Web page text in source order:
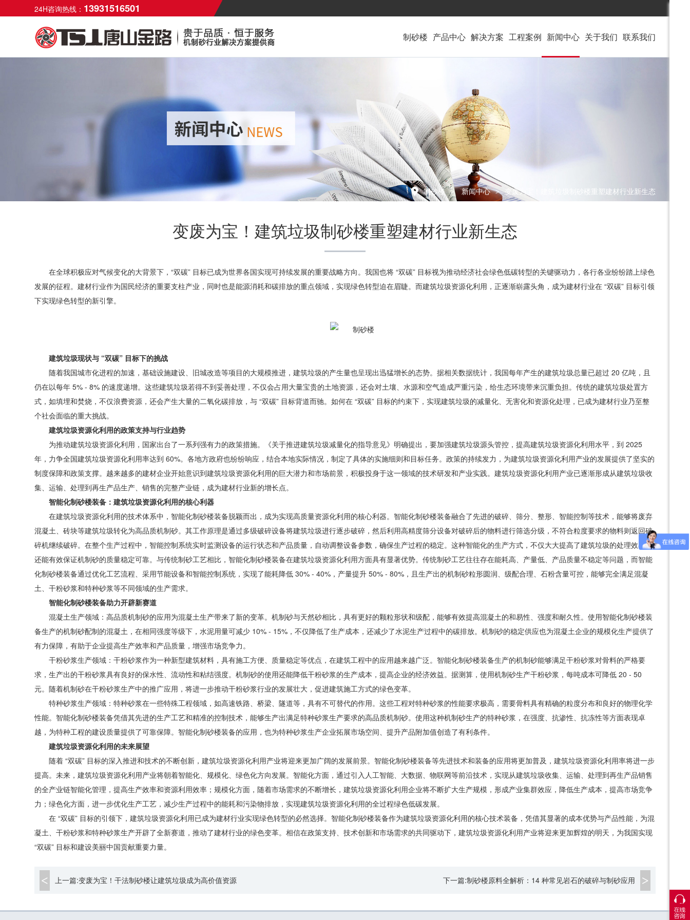
24H咨询热线： 13931516501
制砂楼 产品中心 解决方案 工程案例 新闻中心 关于我们 联系我们
制砂楼 新闻中心 变废为宝！建筑垃圾制砂楼重塑建材行业新生态
变废为宝！建筑垃圾制砂楼重塑建材行业新生态
在全球积极应对气候变化的大背景下，“双碳” 目标已成为世界各国实现可持续发展的重要战略方向。我国也将“双碳” 目标视为推动经济社会绿色低碳转型的关键驱动力，各行各业纷纷踏上绿色
发展的征程。建材行业作为国民经济的重要支柱产业，同时也是能源消耗和碳排放的重点领域，实现绿色转型迫在眉睫。而建筑垃圾资源化利用，正逐渐崭露头角，成为建材行业在“双碳” 目标引领
下实现绿色转型的新引擎。
建筑垃圾现状与 “双碳” 目标下的挑战
随着我国城市化进程的加速，基础设施建设、旧城改造等项目的大规模推进，建筑垃圾的产生量也呈现出迅猛增长的态势。据相关数据统计，我国每年产生的建筑垃圾总量已超过 20亿吨，且
仍在以每年5% - 8% 的速度递增。这些建筑垃圾若得不到妥善处理，不仅会占用大量宝贵的土地资源，还会对土壤、水源和空气造成严重污染，给生态环境带来沉重负担。传统的建筑垃圾处置方
式，如填埋和焚烧，不仅浪费资源，还会产生大量的二氧化碳排放，与“双碳” 目标背道而驰。如何在“双碳” 目标的约束下，实现建筑垃圾的减量化、无害化和资源化处理，已成为建材行业乃至整
个社会面临的重大挑战。
建筑垃圾资源化利用的政策支持与行业趋势
为推动建筑垃圾资源化利用，国家出台了一系列强有力的政策措施。《关于推进建筑垃圾减量化的指导意见》明确提出，要加强建筑垃圾源头管控，提高建筑垃圾资源化利用水平，到 2025
年，力争全国建筑垃圾资源化利用率达到60%。各地方政府也纷纷响应，结合本地实际情况，制定了具体的实施细则和目标任务。政策的持续发力，为建筑垃圾资源化利用产业的发展提供了坚实的
制度保障和政策支撑。越来越多的建材企业开始意识到建筑垃圾资源化利用的巨大潜力和市场前景，积极投身于这一领域的技术研发和产业实践。建筑垃圾资源化利用产业已逐渐形成从建筑垃圾收
集、运输、处理到再生产品生产、销售的完整产业链，成为建材行业新的增长点。
智能化制砂楼装备：建筑垃圾资源化利用的核心利器
在建筑垃圾资源化利用的技术体系中，智能化制砂楼装备脱颖而出，成为实现高质量资源化利用的核心利器。智能化制砂楼装备融合了先进的破碎、筛分、整形、智能控制等技术，能够将废弃
混凝土、砖块等建筑垃圾转化为高品质机制砂。其工作原理是通过多级破碎设备将建筑垃圾进行逐步破碎，然后利用高精度筛分设备对破碎后的物料进行筛选分级，不符合粒度要求的物料则返回破
碎机继续破碎。在整个生产过程中，智能控制系统实时监测设备的运行状态和产品质量，自动调整设备参数，确保生产过程的稳定。这种智能化的生产方式，不仅大大提高了建筑垃圾的处理效率，
还能有效保证机制砂的质量稳定可靠。与传统制砂工艺相比，智能化制砂楼装备在建筑垃圾资源化利用方面具有显著优势。传统制砂工艺往往存在能耗高、产量低、产品质量不稳定等问题，而智能
化制砂楼装备通过优化工艺流程、采用节能设备和智能控制系统，实现了能耗降低 30% - 40% ，产量提升50% - 80% ，且生产出的机制砂粒形圆润、级配合理、石粉含量可控，能够完全满足混凝
土、干粉砂浆和特种砂浆等不同领域的生产需求。
智能化制砂楼装备助力开辟新赛道
混凝土生产领域：高品质机制砂的应用为混凝土生产带来了新的变革。机制砂与天然砂相比，具有更好的颗粒形状和级配，能够有效提高混凝土的和易性、强度和耐久性。使用智能化制砂楼装
备生产的机制砂配制的混凝土，在相同强度等级下，水泥用量可减少 10% - 15% ，不仅降低了生产成本，还减少了水泥生产过程中的碳排放。机制砂的稳定供应也为混凝土企业的规模化生产提供了
有力保障，有助于企业提高生产效率和产品质量，增强市场竞争力。
干粉砂浆生产领域：干粉砂浆作为一种新型建筑材料，具有施工方便、质量稳定等优点，在建筑工程中的应用越来越广泛。智能化制砂楼装备生产的机制砂能够满足干粉砂浆对骨料的严格要
求，生产出的干粉砂浆具有良好的保水性、流动性和粘结强度。机制砂的使用还能降低干粉砂浆的生产成本，提高企业的经济效益。据测算，使用机制砂生产干粉砂浆，每吨成本可降低 20 - 50
元。随着机制砂在干粉砂浆生产中的推广应用，将进一步推动干粉砂浆行业的发展壮大，促进建筑施工方式的绿色变革。
特种砂浆生产领域：特种砂浆在一些特殊工程领域，如高速铁路、桥梁、隧道等，具有不可替代的作用。这些工程对特种砂浆的性能要求极高，需要骨料具有精确的粒度分布和良好的物理化学
性能。智能化制砂楼装备凭借其先进的生产工艺和精准的控制技术，能够生产出满足特种砂浆生产要求的高品质机制砂。使用这种机制砂生产的特种砂浆，在强度、抗渗性、抗冻性等方面表现卓
越，为特种工程的建设质量提供了可靠保障。智能化制砂楼装备的应用，也为特种砂浆生产企业拓展市场空间、提升产品附加值创造了有利条件。
建筑垃圾资源化利用的未来展望
随着 “双碳” 目标的深入推进和技术的不断创新，建筑垃圾资源化利用产业将迎来更加广阔的发展前景。智能化制砂楼装备等先进技术和装备的应用将更加普及，建筑垃圾资源化利用率将进一步
提高。未来，建筑垃圾资源化利用产业将朝着智能化、规模化、绿色化方向发展。智能化方面，通过引入人工智能、大数据、物联网等前沿技术，实现从建筑垃圾收集、运输、处理到再生产品销售
的全产业链智能化管理，提高生产效率和资源利用效率；规模化方面，随着市场需求的不断增长，建筑垃圾资源化利用企业将不断扩大生产规模，形成产业集群效应，降低生产成本，提高市场竞争
力；绿色化方面，进一步优化生产工艺，减少生产过程中的能耗和污染物排放，实现建筑垃圾资源化利用的全过程绿色低碳发展。
在 “双碳” 目标的引领下，建筑垃圾资源化利用已成为建材行业实现绿色转型的必然选择。智能化制砂楼装备作为建筑垃圾资源化利用的核心技术装备，凭借其显著的成本优势与产品性能，为混
凝土、干粉砂浆和特种砂浆生产开辟了全新赛道，推动了建材行业的绿色变革。相信在政策支持、技术创新和市场需求的共同驱动下，建筑垃圾资源化利用产业将迎来更加辉煌的明天，为我国实现
“双碳” 目标和建设美丽中国贡献重要力量。
上一篇:变废为宝！干法制砂楼让建筑垃圾成为高价值资源 下一篇:制砂楼原料全解析：14 种常见岩石的破碎与制砂应用